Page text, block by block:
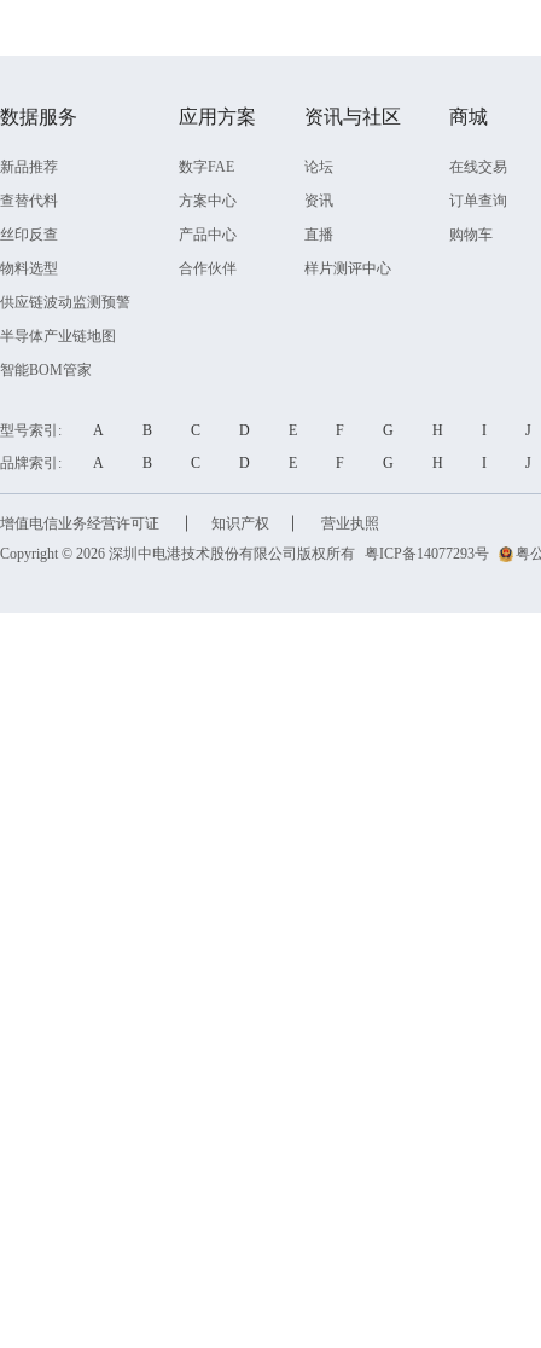
数据服务
新品推荐
查替代料
丝印反查
物料选型
供应链波动监测预警
半导体产业链地图
智能BOM管家
应用方案
数字FAE
方案中心
产品中心
合作伙伴
资讯与社区
论坛
资讯
直播
样片测评中心
商城
在线交易
订单查询
购物车
型号索引: A B C D E F G H I
品牌索引:
A B C D E F G H I
增值电信业务经营许可证 知识产权
营业执照
Copyright © 2026 深圳中电港技术股份有限公司版权所有 粤ICP备14077293号 粤